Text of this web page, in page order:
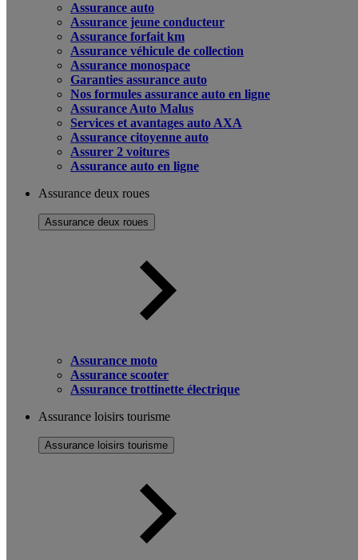
Assurance auto
Assurance jeune conducteur
Assurance forfait km
Assurance véhicule de collection
Assurance monospace
Garanties assurance auto
Nos formules assurance auto en ligne
Assurance Auto Malus
Services et avantages auto AXA
Assurance citoyenne auto
Assurer 2 voitures
Assurance auto en ligne
Assurance deux roues
Assurance deux roues
Assurance moto
Assurance scooter
Assurance trottinette électrique
Assurance loisirs tourisme
Assurance loisirs tourisme